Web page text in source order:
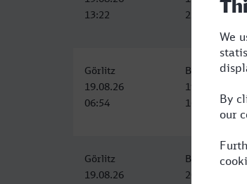
13:22
22:41
Görlitz
19.08.26
06:54
Bocholt
19.08.26
16:41
Görlitz
19.08.26
Bocholt
20.08.26